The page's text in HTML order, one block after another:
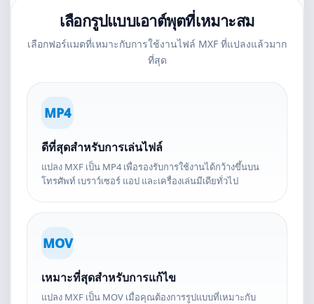
เลือกรูปแบบเอาต์พุตที่เหมาะสม
เลือกฟอร์แมตที่เหมาะกับการใช้งานไฟล์ MXF ที่แปลงแล้วมาก
ที่สุด
MP4
ดีที่สุดสำหรับการเล่นไฟล์
แปลง MXF เป็น MP4 เพื่อรองรับการใช้งานได้กว้างขึ้นบน
โทรศัพท์ เบราว์เซอร์ แอป และเครื่องเล่นมีเดียทั่วไป
MOV
เหมาะที่สุดสำหรับการแก้ไข
แปลง MXF เป็น MOV เมื่อคุณต้องการรูปแบบที่เหมาะกับ